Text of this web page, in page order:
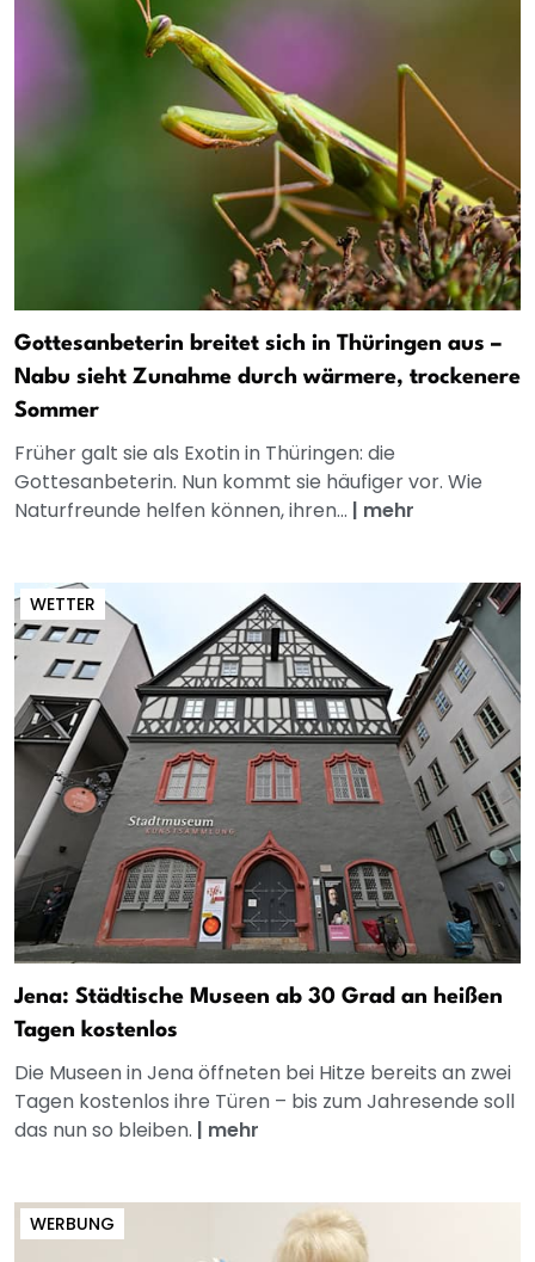
Gottesanbeterin breitet sich in Thüringen aus –
Nabu sieht Zunahme durch wärmere, trockenere
Sommer
Früher galt sie als Exotin in Thüringen: die
Gottesanbeterin. Nun kommt sie häufiger vor. Wie
Naturfreunde helfen können, ihren... | mehr
WETTER
Jena: Städtische Museen ab 30 Grad an heißen
Tagen kostenlos
Die Museen in Jena öffneten bei Hitze bereits an zwei
Tagen kostenlos ihre Türen – bis zum Jahresende soll
das nun so bleiben. | mehr
WERBUNG